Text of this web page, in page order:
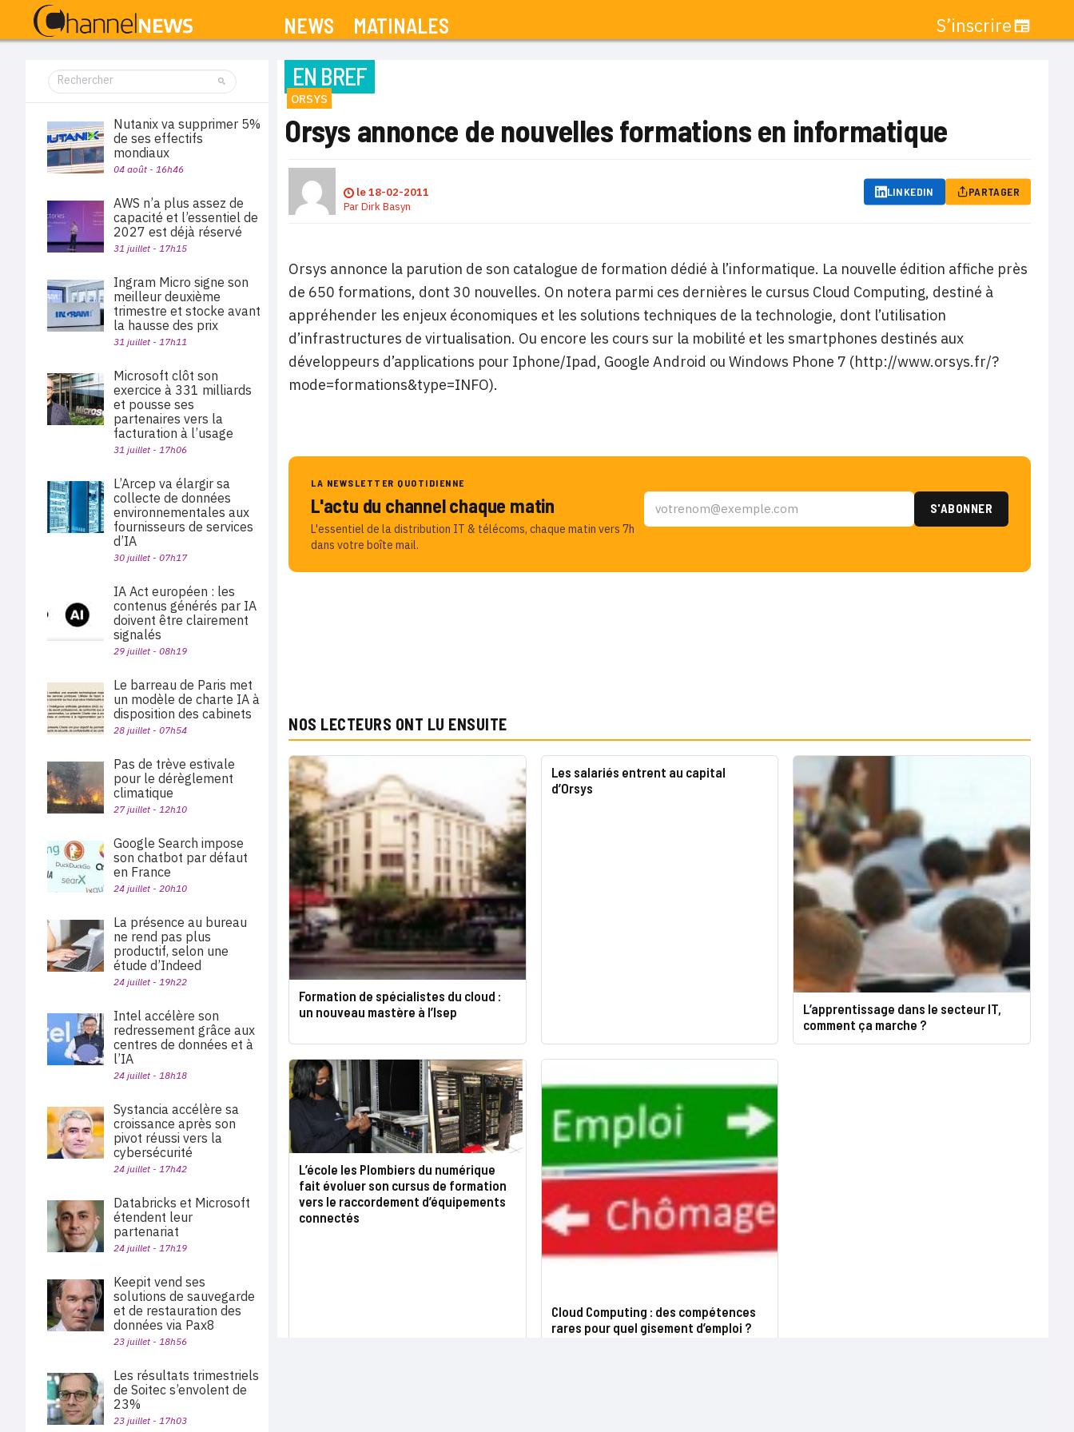
NEWS MATINALES S’inscrire
EN BREF
ORSYS
Orsys annonce de nouvelles formations en informatique
le18-02-2011
ParDirk Basyn
LINKEDIN PARTAGER
Orsys annonce la parution de son catalogue de formation dédié à l’informatique. La nouvelle édition affiche près
de 650 formations, dont 30 nouvelles. On notera parmi ces dernières le cursus Cloud Computing, destiné à
appréhender les enjeux économiques et les solutions techniques de la technologie, dont l’utilisation
d’infrastructures de virtualisation. Ou encore les cours sur la mobilité et les smartphones destinés aux
développeurs d’applications pour Iphone/Ipad, Google Android ou Windows Phone 7 (http://www.orsys.fr/?
mode=formations&type=INFO).
LA NEWSLETTER QUOTIDIENNE
L'actu du channel chaque matin
L'essentiel de la distribution IT & télécoms, chaque matin vers 7h
dans votre boîte mail.
NOS LECTEURS ONT LU ENSUITE
Formation de spécialistes du cloud :
un nouveau mastère à l’Isep
Les salariés entrent au capital
d’Orsys
L’apprentissage dans le secteur IT,
comment ça marche ?
L’école les Plombiers du numérique
fait évoluer son cursus de formation
vers le raccordement d’équipements
connectés
Cloud Computing : des compétences
rares pour quel gisement d’emploi ?
Nutanix va supprimer 5%
de ses effectifs
mondiaux
04 août - 16h46
AWS n’a plus assez de
capacité et l’essentiel de
2027 est déjà réservé
31 juillet - 17h15
Ingram Micro signe son
meilleur deuxième
trimestre et stocke avant
la hausse des prix
31 juillet - 17h11
Microsoft clôt son
exercice à 331 milliards
et pousse ses
partenaires vers la
facturation à l’usage
31 juillet - 17h06
L’Arcep va élargir sa
collecte de données
environnementales aux
fournisseurs de services
d’IA
30 juillet - 07h17
IA Act européen : les
contenus générés par IA
doivent être clairement
signalés
29 juillet - 08h19
Le barreau de Paris met
un modèle de charte IA à
disposition des cabinets
28 juillet - 07h54
Pas de trève estivale
pour le dérèglement
climatique
27 juillet - 12h10
Google Search impose
son chatbot par défaut
en France
24 juillet - 20h10
La présence au bureau
ne rend pas plus
productif, selon une
étude d’Indeed
24 juillet - 19h22
Intel accélère son
redressement grâce aux
centres de données et à
l’IA
24 juillet - 18h18
Systancia accélère sa
croissance après son
pivot réussi vers la
cybersécurité
24 juillet - 17h42
Databricks et Microsoft
étendent leur
partenariat
24 juillet - 17h19
Keepit vend ses
solutions de sauvegarde
et de restauration des
données via Pax8
23 juillet - 18h56
Les résultats trimestriels
de Soitec s’envolent de
23%
23 juillet - 17h03